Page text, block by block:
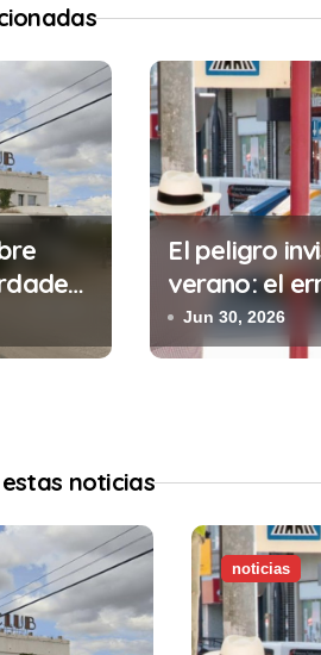
El peligro
verano: el
cometes
minutos en
Jun 30, 2026
noticias
noticias